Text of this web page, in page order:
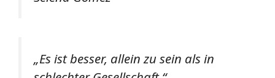
„Es ist besser, allein zu sein als in